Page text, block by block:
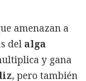
amenazan a
del alga
y gana
, pero también